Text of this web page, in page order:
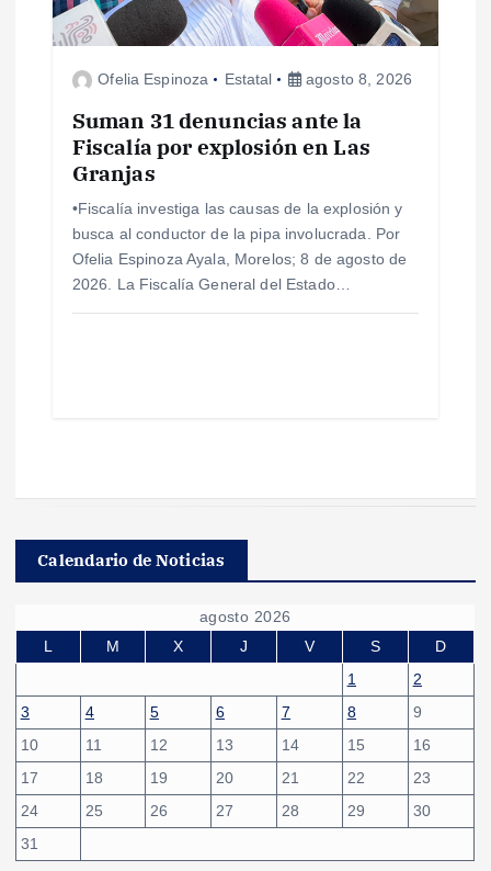
Ofelia Espinoza Estatal agosto 8, 2026
Suman 31 denuncias ante la
Fiscalía por explosión en Las
Granjas
•Fiscalía investiga las causas de la explosión y
busca al conductor de la pipa involucrada. Por
Ofelia Espinoza Ayala, Morelos; 8 de agosto de
2026. La Fiscalía General del Estado…
Calendario de Noticias
agosto 2026
L
M X J V S
D
1
2
3
4 5 6 7 8
9
10
11 12 13 14 15
16
17
18 19 20 21 22
23
24
25 26 27 28 29
30
31